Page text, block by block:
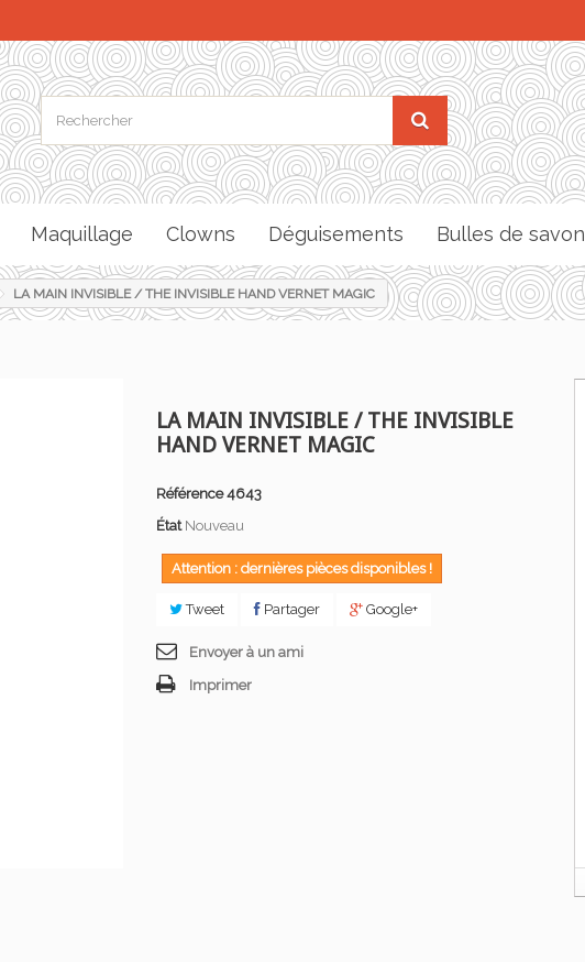
Maquillage Clowns Déguisements Bulles de savon
LA MAIN INVISIBLE / THE INVISIBLE HAND VERNET MAGIC
LA MAIN INVISIBLE / THE INVISIBLE
HAND VERNET MAGIC
Référence 4643
État Nouveau
Attention : dernières pièces disponibles !
Tweet Partager Google+
Envoyer à un ami
Imprimer